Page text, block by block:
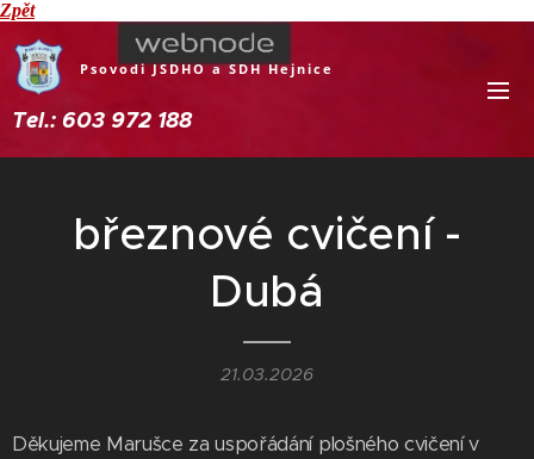
Zpět
Psovodi JSDHO a SDH Hejnice
Tel.: 603 972 188
březnové cvičení -
Dubá
21.03.2026
Děkujeme Marušce za uspořádání plošného cvičení v